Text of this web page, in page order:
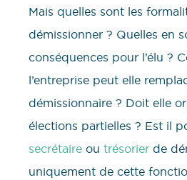
Mais quelles sont les
démissionner ? Quelles en
conséquences pour l’élu ?
l’entreprise peut elle
démissionnaire ? Doit elle
élections partielles ? Est il
secrétaire ou trésorier de
uniquement de cette